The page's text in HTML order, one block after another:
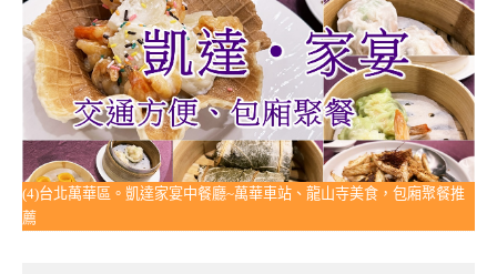
(4)台北萬華區。凱達家宴中餐廳~萬華車站、龍山寺美食，包廂聚餐推
薦